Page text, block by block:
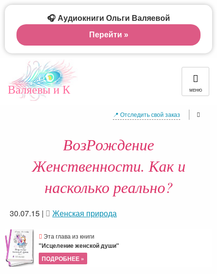
Валяевы и К МЕНЮ
📍 Отследить свой заказ
ВозРождение
Женственности. Как и
насколько реально?
30.07.15 | Женская природа
Эта глава из книги
"Исцеление женской души"
ПОДРОБНЕЕ »
🎧 Аудиокниги Ольги Валяевой
Перейти »